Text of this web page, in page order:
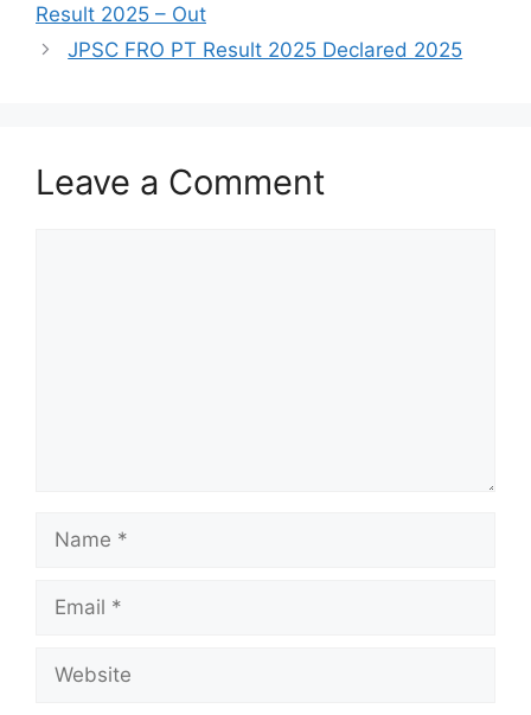
Result 2025 – Out
JPSC FRO PT Result 2025 Declared 2025
Leave a Comment